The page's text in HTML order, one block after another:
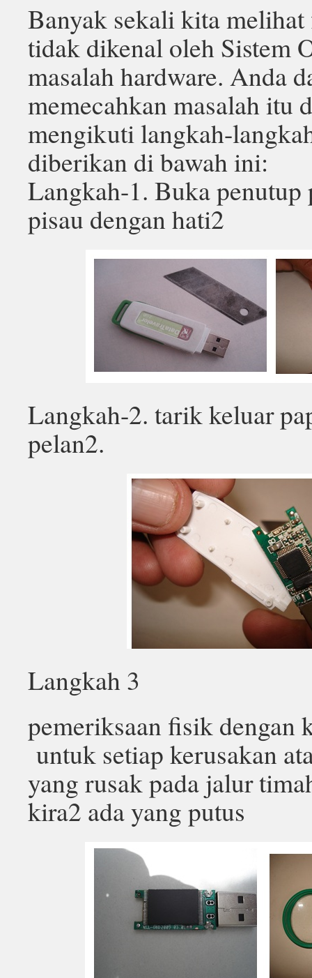
Banyak sekali kita
tidak dikenal oleh Sistem
masalah hardware. Anda
memecahkan masalah itu
mengikuti langkah-
diberikan di bawah ini:
Langkah-1. Buka penutup
pisau dengan hati2
Langkah-2. tarik keluar
pelan2.
Langkah 3
pemeriksaan fisik dengan
untuk setiap kerusakan
yang rusak pada jalur
kira2 ada yang putus